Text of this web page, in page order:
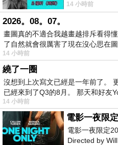
但因與臺鐵集
14 小時前
2026。08。07。
畫圖真的不適合我越畫越排斥看得
了自然就會很厲害了現在沒心思
14 小時前
繞了一圈
沒想到上次寫文已經是一年前了。
已經來到了Q3的8月。 那天和好友
14 小時前
電影一夜限定
Directed by